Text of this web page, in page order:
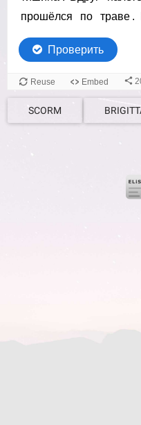
SCORM